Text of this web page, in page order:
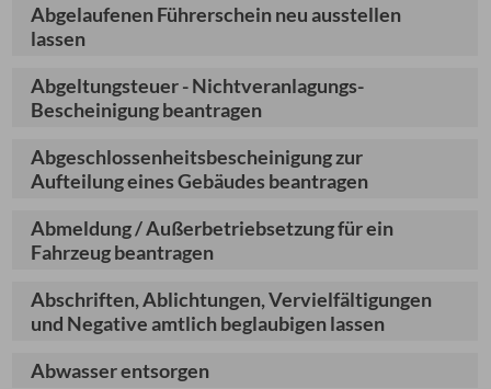
Abgelaufenen Führerschein neu ausstellen
lassen
Abgeltungsteuer - Nichtveranlagungs-
Bescheinigung beantragen
Abgeschlossenheitsbescheinigung zur
Aufteilung eines Gebäudes beantragen
Abmeldung / Außerbetriebsetzung für ein
Fahrzeug beantragen
Abschriften, Ablichtungen, Vervielfältigungen
und Negative amtlich beglaubigen lassen
Abwasser entsorgen